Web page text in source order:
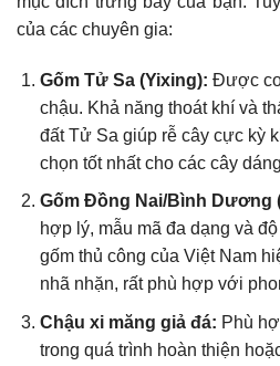
của các chuyên gia:
Gốm Tử Sa (Yixing): Được
chậu. Khả năng thoát khí và
đất Tử Sa giúp rễ cây cực kỳ
chọn tốt nhất cho các cây
Gốm Đồng Nai/Bình Dương
hợp lý, mẫu mã đa dạng và
gốm thủ công của Việt Nam
nhã nhặn, rất phù hợp với
Chậu xi măng giả đá: Phù
trong quá trình hoàn thiện